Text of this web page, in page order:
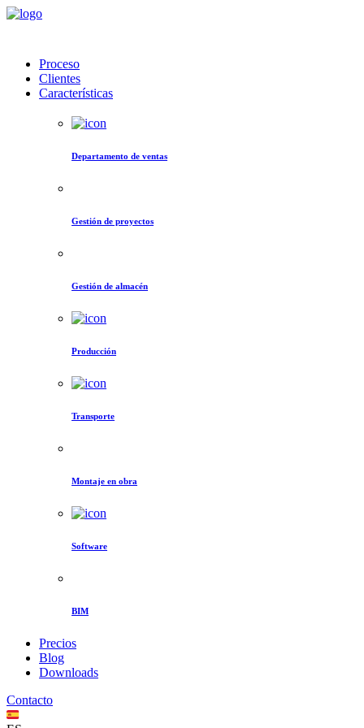
Proceso
Clientes
Características
Departamento de ventas
Gestión de proyectos
Gestión de almacén
Producción
Transporte
Montaje en obra
Software
BIM
Precios
Blog
Downloads
Contacto